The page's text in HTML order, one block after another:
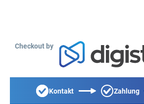
Checkout by
Kontakt Zahlung